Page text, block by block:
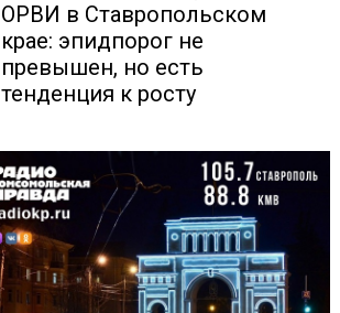
ОРВИ в Ставропольском
крае: эпидпорог не
превышен, но есть
тенденция к росту